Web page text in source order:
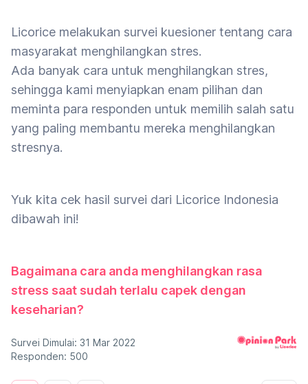
Licorice melakukan survei kuesioner tentang cara
masyarakat menghilangkan stres.
Ada banyak cara untuk menghilangkan stres,
sehingga kami menyiapkan enam pilihan dan
meminta para responden untuk memilih salah satu
yang paling membantu mereka menghilangkan
stresnya.
Yuk kita cek hasil survei dari Licorice Indonesia
dibawah ini!
Bagaimana cara anda menghilangkan rasa
stress saat sudah terlalu capek dengan
keseharian?
Survei Dimulai: 31 Mar 2022
Responden: 500